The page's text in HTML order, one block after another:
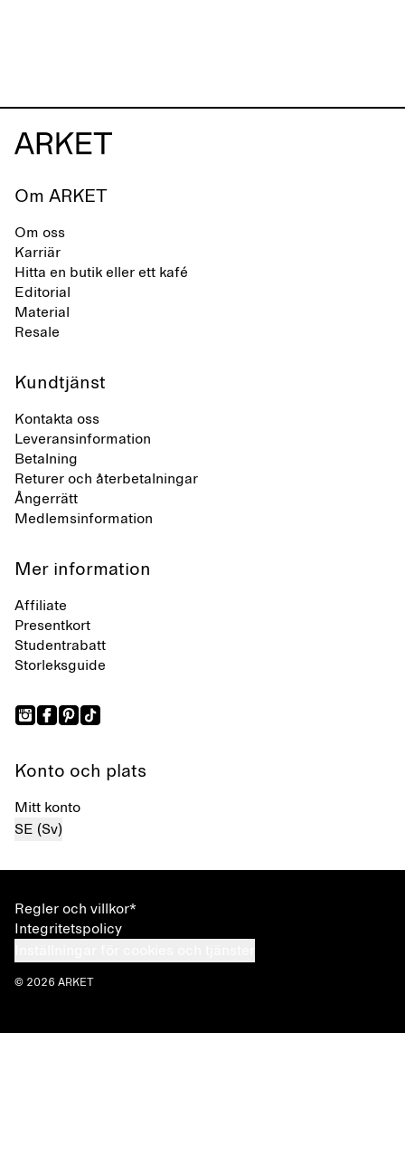
Om ARKET
Om oss
Karriär
Hitta en butik eller ett kafé
Editorial
Material
Resale
Kundtjänst
Kontakta oss
Leveransinformation
Betalning
Returer och återbetalningar
Ångerrätt
Medlemsinformation
Mer information
Affiliate
Presentkort
Studentrabatt
Storleksguide
Konto och plats
Mitt konto
SE (Sv)
Regler och villkor*
Integritetspolicy
© 2026 ARKET